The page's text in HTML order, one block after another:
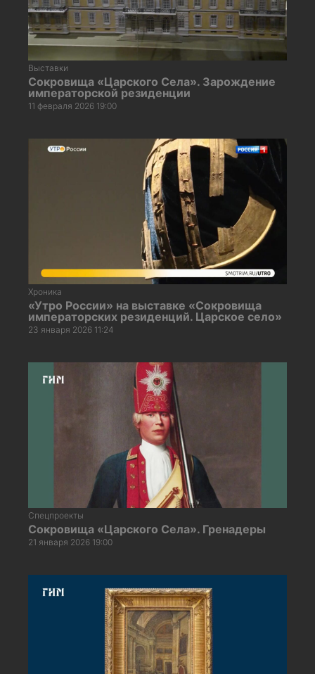
Выставки
Сокровища «Царского Села». Зарождение
императорской резиденции
11 февраля 2026 19:00
Хроника
«Утро России» на выставке «Сокровища
императорских резиденций. Царское село»
23 января 2026 11:24
Спецпроекты
Сокровища «Царского Села». Гренадеры
21 января 2026 19:00